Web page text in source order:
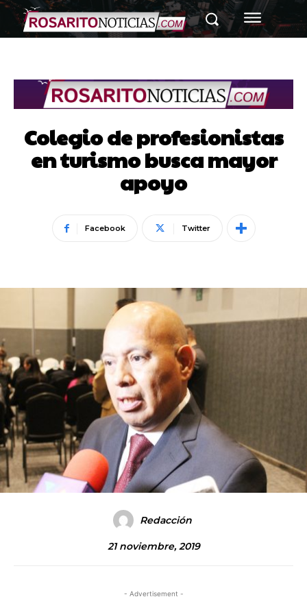
Colegio de profesionistas
en turismo busca mayor
apoyo
Facebook Twitter
Redacción
21 noviembre, 2019
- Advertisement -